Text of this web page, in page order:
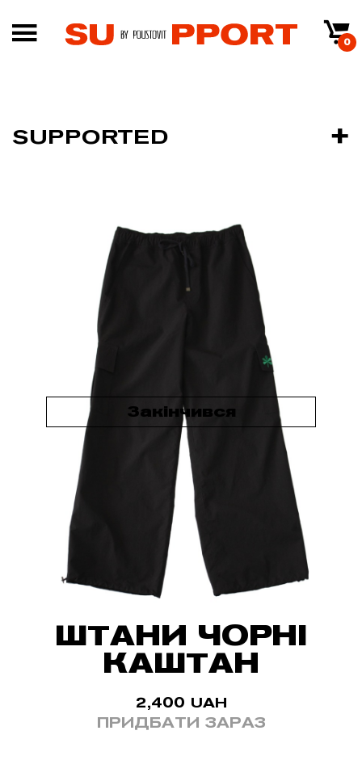
0
SUPPORTED
Закінчився
ШТАНИ ЧОРНІ
КАШТАН
2,400 UAH
ПРИДБАТИ ЗАРАЗ